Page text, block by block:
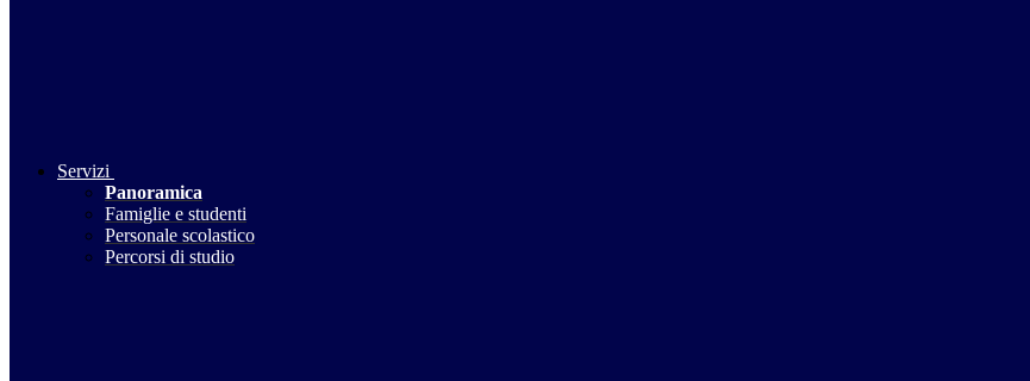
Servizi
Panoramica
Famiglie e studenti
Personale scolastico
Percorsi di studio